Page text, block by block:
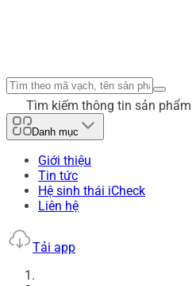
Tìm kiếm thông tin sản phẩm
Danh mục
Giới thiệu
Tin tức
Hệ sinh thái iCheck
Liên hệ
Tải app